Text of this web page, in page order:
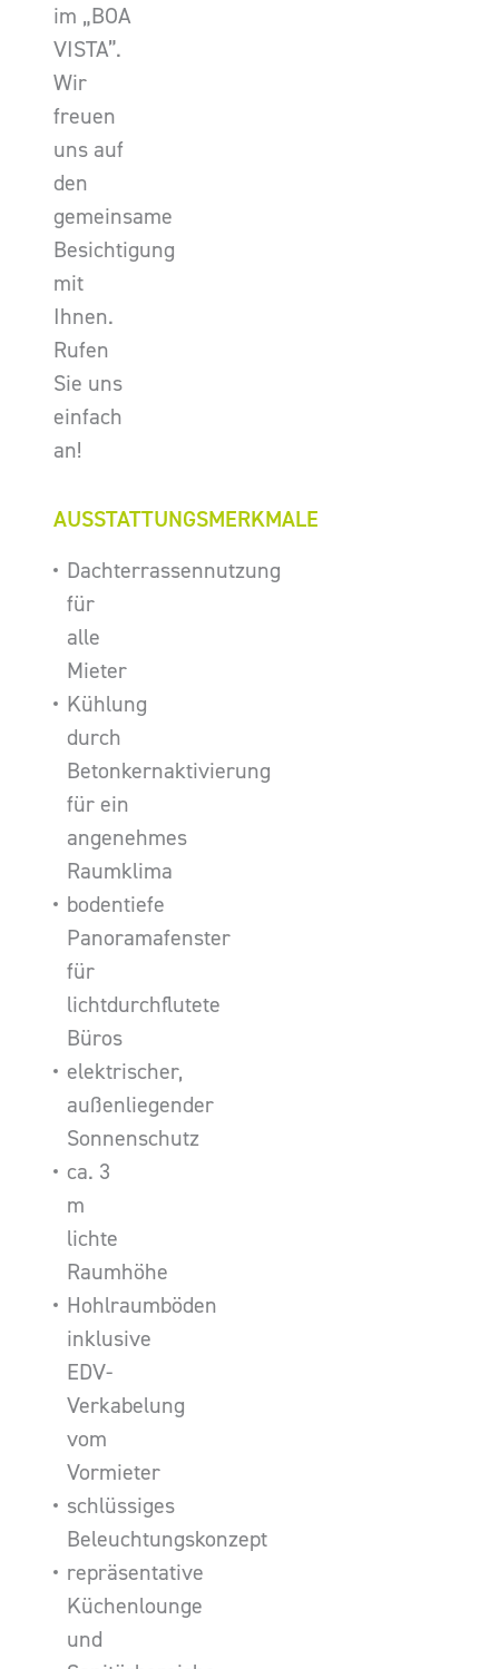
im „BOA
VISTA”.
Wir
freuen
uns auf
den
gemeinsame
Besichtigung
mit
Ihnen.
Rufen
Sie uns
einfach
an!
AUSSTATTUNGSMERKMALE
Dachterrassennutzung
für
alle
Mieter
Kühlung
durch
Betonkernaktivierung
für ein
angenehmes
Raumklima
bodentiefe
Panoramafenster
für
lichtdurchflutete
Büros
elektrischer,
außenliegender
Sonnenschutz
ca. 3
m
lichte
Raumhöhe
Hohlraumböden
inklusive
EDV-
Verkabelung
vom
Vormieter
schlüssiges
Beleuchtungskonzept
repräsentative
Küchenlounge
und